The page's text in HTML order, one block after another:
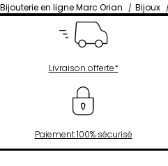
Bijouterie en ligne Marc Orian Bijoux
Livraison offerte*
Paiement 100% sécurisé